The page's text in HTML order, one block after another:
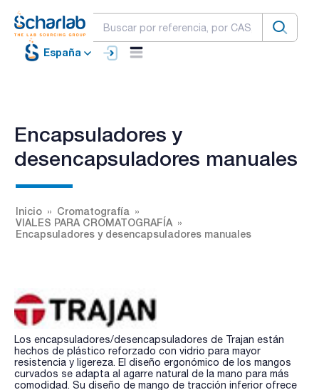
España
Encapsuladores y
desencapsuladores manuales
Inicio
Cromatografía
VIALES PARA CROMATOGRAFÍA
Encapsuladores y desencapsuladores manuales
Los encapsuladores/desencapsuladores de Trajan están
hechos de plástico reforzado con vidrio para mayor
resistencia y ligereza. El diseño ergonómico de los mangos
curvados se adapta al agarre natural de la mano para más
comodidad. Su diseño de mango de tracción inferior ofrece